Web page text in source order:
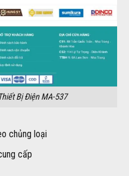
Bị Điện MA-537
chủng loại
cấp